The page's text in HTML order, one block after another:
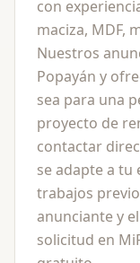
con
maciza, MDF,
Nuestros
Popayán y
sea para una
proyecto de
contactar
se adapte a tu
trabajos
anunciante y
solicitud en